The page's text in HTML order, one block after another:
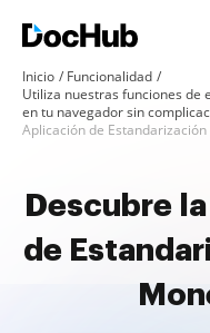
Inicio
Funcionalidad
Utiliza nuestras funciones de
en tu navegador sin
Aplicación de
Descubre
de